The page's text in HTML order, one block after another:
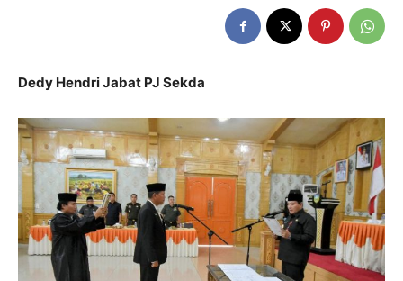
Dedy Hendri Jabat PJ Sekda